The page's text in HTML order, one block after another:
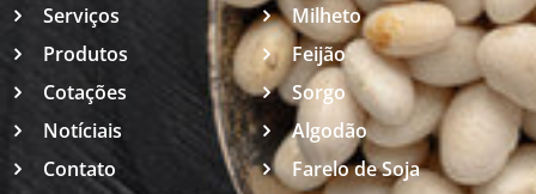
Serviços
Produtos
Cotações
Notíciais
Contato
Milheto
Feijão
Sorgo
Algodão
Farelo de Soja